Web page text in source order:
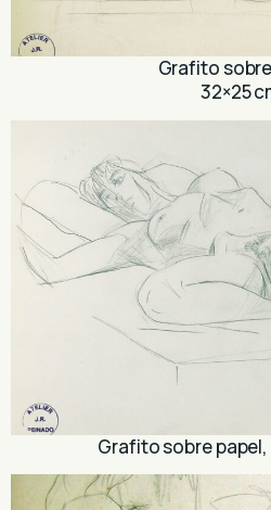
Grafito
32×25
Grafito sobre papel,